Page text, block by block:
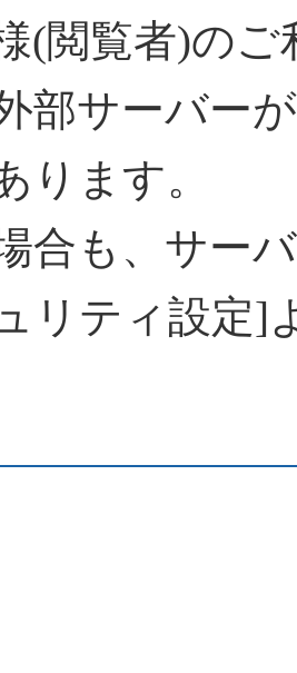
(閲覧者)の
部サーバー
ります。
合も、サー
リティ設定]